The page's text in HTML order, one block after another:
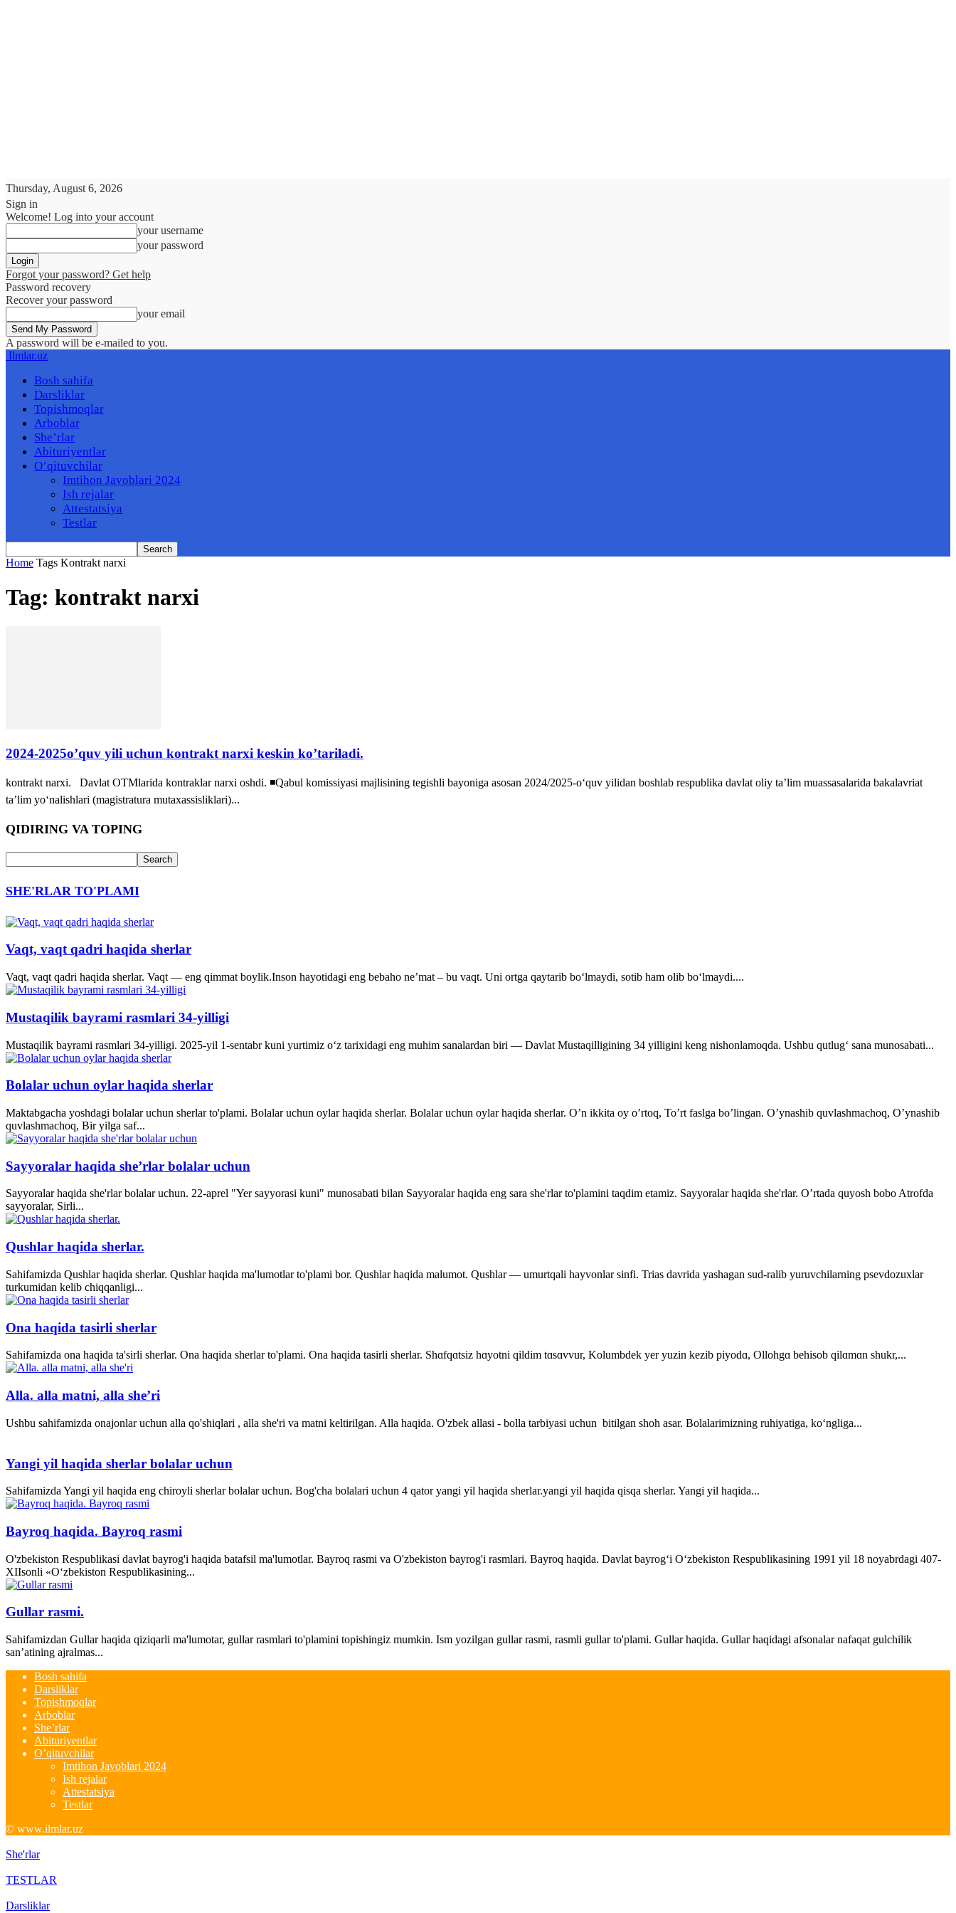
Thursday, August 6, 2026
Sign in
Welcome! Log into your account
your username
your password
Forgot your password? Get help
Password recovery
Recover your password
your email
A password will be e-mailed to you.
Ilmlar.uz
Bosh sahifa
Darsliklar
Topishmoqlar
Arboblar
She’rlar
Abituriyentlar
O’qituvchilar
Imtihon Javoblari 2024
Ish rejalar
Attestatsiya
Testlar
Home Tags Kontrakt narxi
Tag: kontrakt narxi
2024-2025o’quv yili uchun kontrakt narxi keskin ko’tariladi.
kontrakt narxi. Davlat OTMlarida kontraklar narxi oshdi. ◾️Qabul komissiyasi majlisining tegishli bayoniga asosan 2024/2025-o‘quv yilidan boshlab respublika davlat oliy ta’lim muassasalarida bakalavriat
ta’lim yo‘nalishlari (magistratura mutaxassisliklari)...
QIDIRING VA TOPING
SHE'RLAR TO'PLAMI
Vaqt, vaqt qadri haqida sherlar
Vaqt, vaqt qadri haqida sherlar. Vaqt — eng qimmat boylik.Inson hayotidagi eng bebaho ne’mat – bu vaqt. Uni ortga qaytarib bo‘lmaydi, sotib ham olib bo‘lmaydi....
Mustaqilik bayrami rasmlari 34-yilligi
Mustaqilik bayrami rasmlari 34-yilligi. 2025-yil 1-sentabr kuni yurtimiz o‘z tarixidagi eng muhim sanalardan biri — Davlat Mustaqilligining 34 yilligini keng nishonlamoqda. Ushbu qutlug‘ sana munosabati...
Bolalar uchun oylar haqida sherlar
Maktabgacha yoshdagi bolalar uchun sherlar to'plami. Bolalar uchun oylar haqida sherlar. Bolalar uchun oylar haqida sherlar. O’n ikkita oy o’rtoq, To’rt faslga bo’lingan. O’ynashib quvlashmachoq, O’ynashib
quvlashmachoq, Bir yilga saf...
Sayyoralar haqida she’rlar bolalar uchun
Sayyoralar haqida she'rlar bolalar uchun. 22-aprel "Yer sayyorasi kuni" munosabati bilan Sayyoralar haqida eng sara she'rlar to'plamini taqdim etamiz. Sayyoralar haqida she'rlar. O’rtada quyosh bobo Atrofda
sayyoralar, Sirli...
Qushlar haqida sherlar.
Sahifamizda Qushlar haqida sherlar. Qushlar haqida ma'lumotlar to'plami bor. Qushlar haqida malumot. Qushlar — umurtqali hayvonlar sinfi. Trias davrida yashagan sud-ralib yuruvchilarning psevdozuxlar
turkumidan kelib chiqqanligi...
Ona haqida tasirli sherlar
Sahifamizda ona haqida ta'sirli sherlar. Ona haqida sherlar to'plami. Ona haqida tasirli sherlar. Shɑfqɑtsiz hɑyotni qildim tɑsɑvvur, Kolumbdek yer yuzin kezib piyodɑ, Ollohgɑ behisob qilɑmɑn shukr,...
Alla. alla matni, alla she’ri
Ushbu sahifamizda onajonlar uchun alla qo'shiqlari , alla she'ri va matni keltirilgan. Alla haqida. O'zbek allasi - bolla tarbiyasi uchun bitilgan shoh asar. Bolalarimizning ruhiyatiga, ko‘ngliga...
Yangi yil haqida sherlar bolalar uchun
Sahifamizda Yangi yil haqida eng chiroyli sherlar bolalar uchun. Bog'cha bolalari uchun 4 qator yangi yil haqida sherlar.yangi yil haqida qisqa sherlar. Yangi yil haqida...
Bayroq haqida. Bayroq rasmi
O'zbekiston Respublikasi davlat bayrog'i haqida batafsil ma'lumotlar. Bayroq rasmi va O'zbekiston bayrog'i rasmlari. Bayroq haqida. Davlat bayrog‘i O‘zbekiston Respublikasining 1991 yil 18 noyabrdagi 407­
XII­sonli «O‘zbekiston Respublikasining...
Gullar rasmi.
Sahifamizdan Gullar haqida qiziqarli ma'lumotar, gullar rasmlari to'plamini topishingiz mumkin. Ism yozilgan gullar rasmi, rasmli gullar to'plami. Gullar haqida. Gullar haqidagi afsonalar nafaqat gulchilik
san’atining ajralmas...
Bosh sahifa
Darsliklar
Topishmoqlar
Arboblar
She’rlar
Abituriyentlar
O’qituvchilar
Imtihon Javoblari 2024
Ish rejalar
Attestatsiya
Testlar
© www.ilmlar.uz
She'rlar
TESTLAR
Darsliklar